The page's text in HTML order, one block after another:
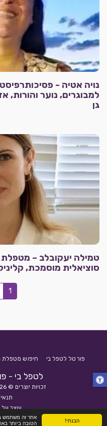
הבנתי!
הטובה ביותר
נויה אטיה -
למבוגרים, נוער והורות,
גן
סוציאלית מוסמכת,
1
לטפל בי -
זכויות יוצרים © 2026 כל הזכויות שמורות
עוצב על
פורטל לטפל בי חיפוש מטפלת